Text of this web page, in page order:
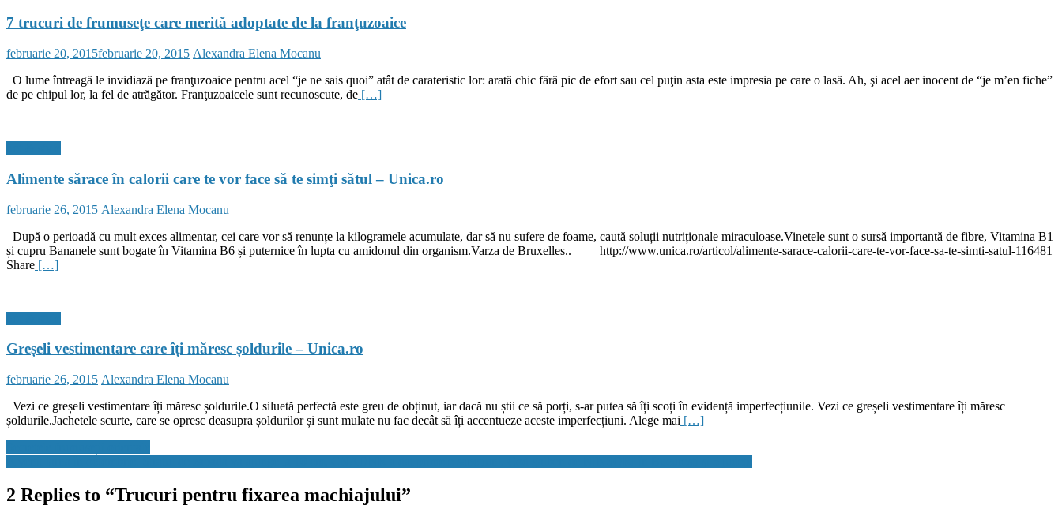
7 trucuri de frumuseţe care merită adoptate de la franţuzoaice
Posted
februarie 20, 2015februarie 20, 2015 Author
Alexandra Elena Mocanu
O lume întreagă le invidiază pe franţuzoaice pentru acel “je ne sais quoi” atât de carateristic lor: arată chic fără pic de efort sau cel puţin asta este impresia pe care o lasă. Ah, şi acel aer inocent de “je m’en fiche”
de pe chipul lor, la fel de atrăgător. Franţuzoaicele sunt recunoscute, de […]
Alimente sărace în calorii care te vor face să te simţi sătul – Unica.ro
Posted
februarie 26, 2015 Author
Alexandra Elena Mocanu
După o perioadă cu mult exces alimentar, cei care vor să renunțe la kilogramele acumulate, dar să nu sufere de foame, caută soluții nutriționale miraculoase.Vinetele sunt o sursă importantă de fibre, Vitamina B1
și cupru Bananele sunt bogate în Vitamina B6 și puternice în lupta cu amidonul din organism.Varza de Bruxelles.. http://www.unica.ro/articol/alimente-sarace-calorii-care-te-vor-face-sa-te-simti-satul-116481
Share […]
Greșeli vestimentare care îți măresc șoldurile – Unica.ro
Posted
februarie 26, 2015 Author
Alexandra Elena Mocanu
Vezi ce greșeli vestimentare îți măresc șoldurile.O siluetă perfectă este greu de obținut, iar dacă nu știi ce să porți, s-ar putea să îți scoți în evidență imperfecțiunile. Vezi ce greșeli vestimentare îți măresc
șoldurile.Jachetele scurte, care se opresc deasupra șoldurilor și sunt mulate nu fac decât să îți accentueze aceste imperfecțiuni. Alege mai […]
Navigare
în
articole
2 Replies to “Trucuri pentru fixarea machiajului”